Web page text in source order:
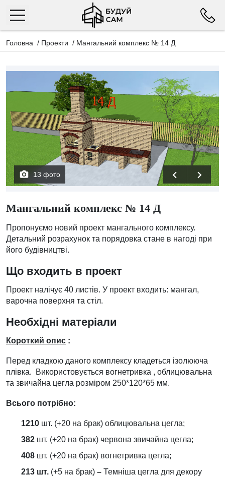
Головна / Проекти / Мангальний комплекс № 14 Д
13 фото
Мангальний комплекс № 14 Д
Пропонуємо новий проект мангального комплексу.
Детальний розрахунок та порядовка стане в нагоді при
його будівництві.
Що входить в проект
Проект налічує 40 листів. У проект входить: мангал,
варочна поверхня та стіл.
Необхідні матеріали
Короткий опис :
Перед кладкою даного комплексу кладеться ізолююча
плівка. Використовується вогнетривка , облицювальна
та звичайна цегла розміром 250*120*65 мм.
Всього потрібно:
1210 шт. (+20 на брак) облицювальна цегла;
382 шт. (+20 на брак) червона звичайна цегла;
408 шт. (+20 на брак) вогнетривка цегла;
213 шт. (+5 на брак) – Темніша цегла для декору